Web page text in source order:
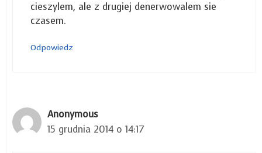
cieszylem, ale z drugiej denerwowalem sie
czasem.
Odpowiedz
Anonymous
15 grudnia 2014 o 14:17